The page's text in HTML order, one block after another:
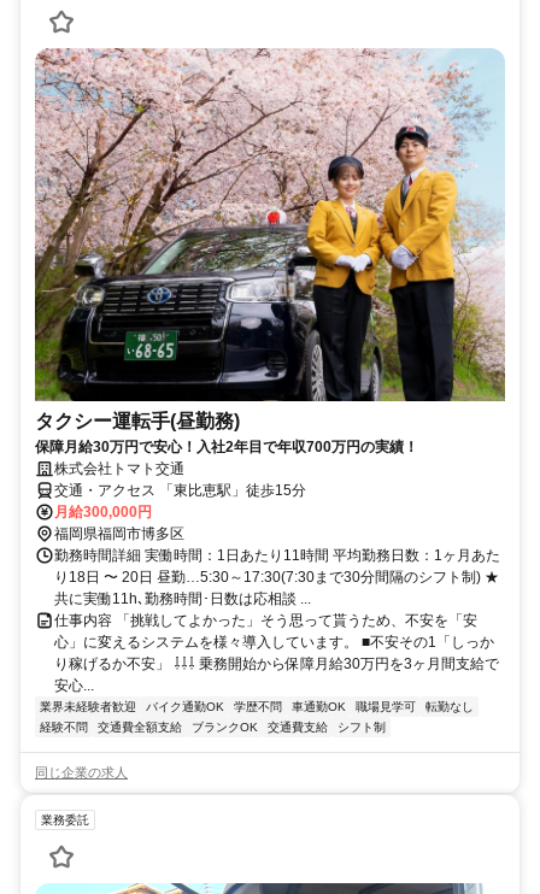
タクシー運転手(昼勤務)
保障月給30万円で安心！入社2年目で年収700万円の実績！
株式会社トマト交通
交通・アクセス 「東比恵駅」徒歩15分
月給300,000円
福岡県福岡市博多区
勤務時間詳細 実働時間：1日あたり11時間 平均勤務日数：1ヶ月あた
り18日 〜 20日 昼勤…5:30～17:30(7:30まで30分間隔のシフト制) ★
共に実働11h､勤務時間･日数は応相談 ...
仕事内容 「挑戦してよかった」そう思って貰うため、不安を「安
心」に変えるシステムを様々導入しています。 ■不安その1「しっか
り稼げるか不安」 ⇩⇩⇩ 乗務開始から保障月給30万円を3ヶ月間支給で
安心...
業界未経験者歓迎 バイク通勤OK 学歴不問 車通勤OK 職場見学可
転勤なし
経験不問
交通費全額支給 ブランクOK 交通費支給 シフト制
同じ企業の求人
業務委託